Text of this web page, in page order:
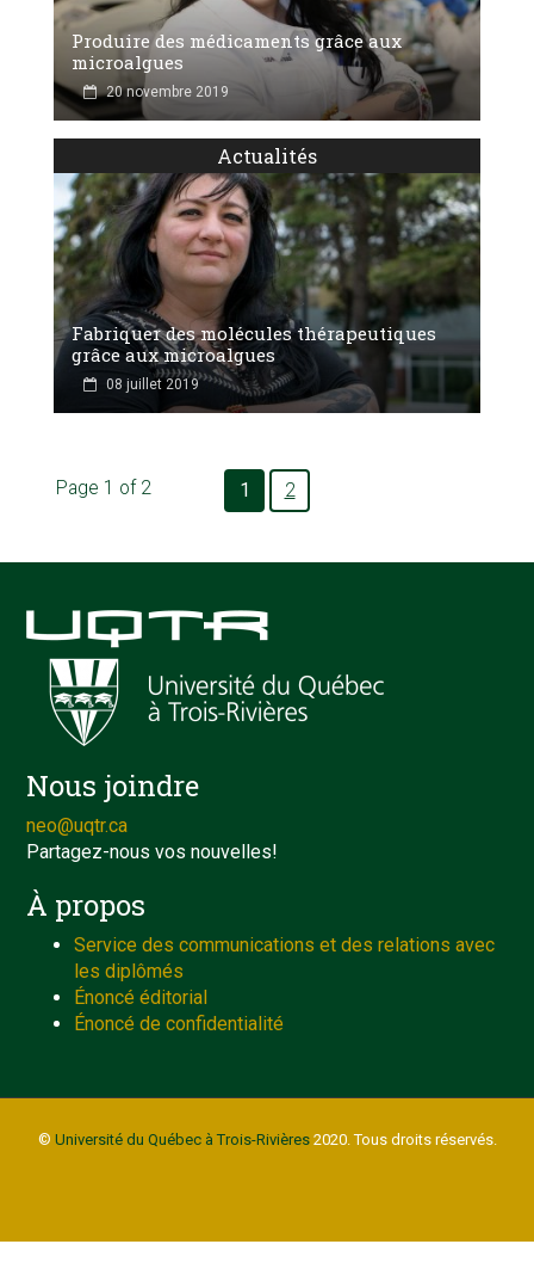
Produire des médicaments grâce aux
microalgues
20 novembre 2019
Actualités
Fabriquer des molécules thérapeutiques
grâce aux microalgues
08 juillet 2019
Page 1 of 2 1 2
Nous joindre
neo@uqtr.ca
Partagez-nous vos nouvelles!
À propos
Service des communications et des relations avec
les diplômés
Énoncé éditorial
Énoncé de confidentialité
© Université du Québec à Trois-Rivières2020. Tous droits réservés.